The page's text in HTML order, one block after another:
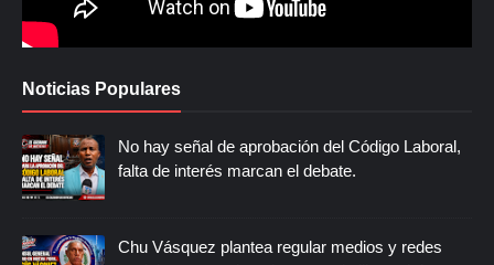
Noticias Populares
No hay señal de aprobación del Código Laboral,
falta de interés marcan el debate.
Chu Vásquez plantea regular medios y redes